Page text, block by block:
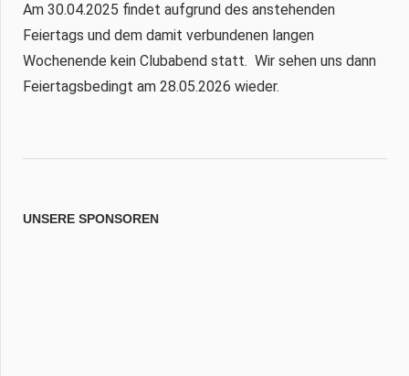
Am 30.04.2025 findet aufgrund des anstehenden
Feiertags und dem damit verbundenen langen
Wochenende kein Clubabend statt. Wir sehen uns dann
Feiertagsbedingt am 28.05.2026 wieder.
UNSERE SPONSOREN